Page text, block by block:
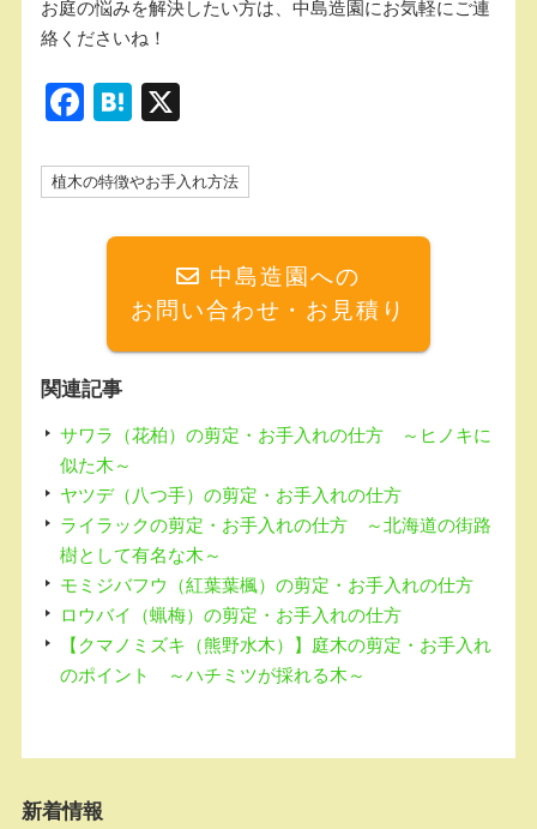
お庭の悩みを解決したい方は、中島造園にお気軽にご連
絡くださいね！
F
c
k
H
e
植木の特徴やお手入れ方法
中島造園への
お問い合わせ・お見積り
関連記事
サワラ（花柏）の剪定・お手入れの仕方 ～ヒノキに
似た木～
ヤツデ（八つ手）の剪定・お手入れの仕方
ライラックの剪定・お手入れの仕方 ～北海道の街路
樹として有名な木～
モミジバフウ（紅葉葉楓）の剪定・お手入れの仕方
ロウバイ（蝋梅）の剪定・お手入れの仕方
【クマノミズキ（熊野水木）】庭木の剪定・お手入れ
のポイント ～ハチミツが採れる木～
新着情報